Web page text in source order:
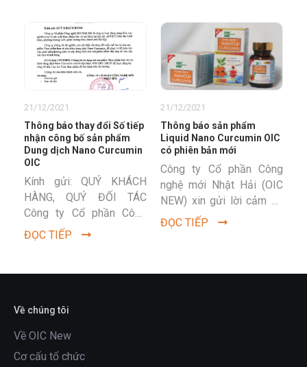
21/12/2021
Thông báo thay đổi Số tiếp
nhận công bố sản phẩm
Dung dịch Nano Curcumin
OIC
Kính gửi: QUÝ KHÁCH
HÀNG, QUÝ ĐỐI TÁC
Công ty Cổ phần Công
nghệ Mới Nhật Hải là
công ty hoạt động trong
ĐỌC TIẾP
21/12/2021
Thông báo sản phẩm
Liquid Nano Curcumin OIC
có phiên bản mới
Công ty Cổ phần Công
nghệ mới Nhật Hải (OIC
NEW) xin gửi lời cảm ơn
chân thành tới Quý Khách
hàng và các Đối...
ĐỌC TIẾP
Về chúng tôi
Về OIC New
Cơ cấu tổ chức